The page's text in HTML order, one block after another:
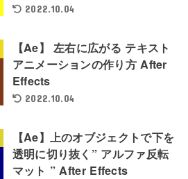
2022.10.04
【Ae】 左右に広がる テキスト
アニメーションの作り方 After
Effects
2022.10.04
【Ae】上のオブジェクトで下を
透明に切り抜く” アルファ反転
マット ” After Effects